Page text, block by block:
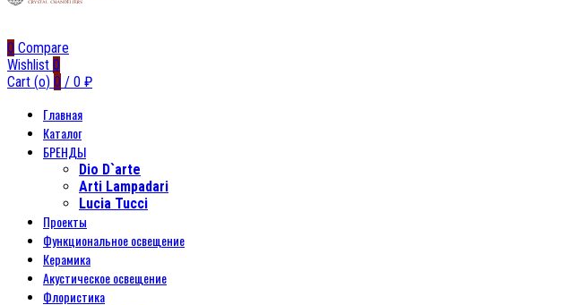
0 Compare
Wishlist 0
Cart (o) 0 / 0 ₽
Главная
Каталог
БРЕНДЫ
Dio D`arte
Arti Lampadari
Lucia Tucci
Проекты
Функциональное освещение
Керамика
Акустическое освещение
Флористика